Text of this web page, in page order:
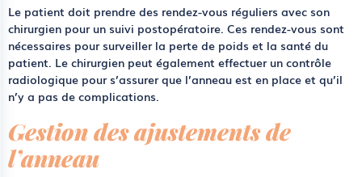
Le patient doit prendre des rendez-vous réguliers avec son
chirurgien pour un suivi postopératoire. Ces rendez-vous sont
nécessaires pour surveiller la perte de poids et la santé du
patient. Le chirurgien peut également effectuer un contrôle
radiologique pour s’assurer que l’anneau est en place et qu’il
n’y a pas de complications.
Gestion des ajustements de
l’anneau